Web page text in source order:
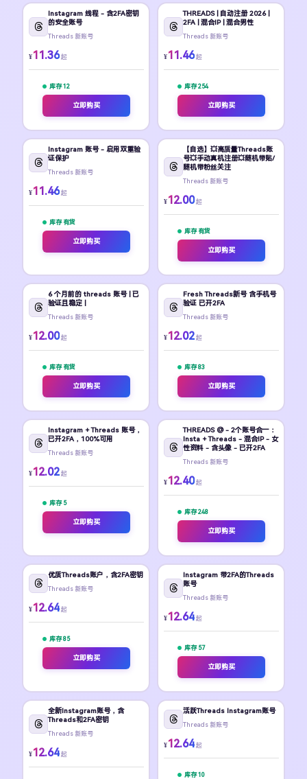
Instagram 线程 - 含2FA密钥
的安全账号
Threads 新账号
¥11.36 起
库存 12
立即购买
THREADS | 自动注册 2026 |
2FA | 混合IP | 混合男性
Threads 新账号
¥11.46 起
库存 254
立即购买
Instagram 账号 - 启用双重验
证保护
Threads 新账号
¥11.46 起
库存 有货
立即购买
【自选】💥高质量Threads账
号💥手动真机注册💥随机带贴/
随机带粉丝关注
Threads 新账号
¥12.00 起
库存 有货
立即购买
6 个月前的 threads 账号 | 已
验证且稳定 |
Threads 新账号
¥12.00 起
库存 有货
立即购买
Fresh Threads新号 含手机号
验证 已开2FA
Threads 新账号
¥12.02 起
库存 83
立即购买
Instagram + Threads 账号，
已开2FA，100%可用
Threads 新账号
¥12.02 起
库存 5
立即购买
THREADS @ - 2个账号合一：
Insta + Threads - 混合IP - 女
性资料 - 含头像 - 已开2FA
Threads 新账号
¥12.40 起
库存 248
立即购买
优质Threads账户，含2FA密钥
Threads 新账号
¥12.64 起
库存 85
立即购买
Instagram 带2FA的Threads
账号
Threads 新账号
¥12.64 起
库存 57
立即购买
全新Instagram账号，含
Threads和2FA密钥
Threads 新账号
¥12.64 起
活跃Threads Instagram账号
Threads 新账号
¥12.64 起
库存 10